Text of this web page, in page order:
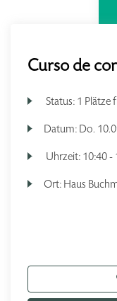
Curso de
Status: 1 Plätze
Datum: Do.
Uhrzeit: 10:40 -
Ort: Haus